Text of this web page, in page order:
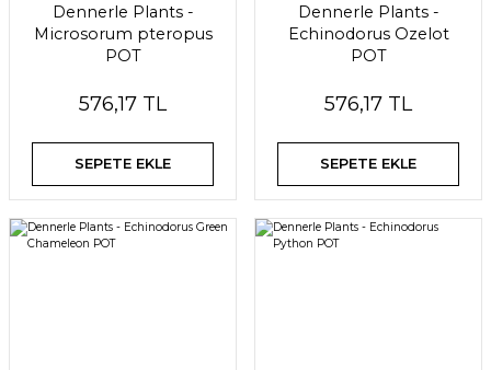
Dennerle Plants -
Microsorum pteropus
POT
576,17 TL
SEPETE EKLE
Dennerle Plants -
Echinodorus Ozelot
POT
576,17 TL
SEPETE EKLE